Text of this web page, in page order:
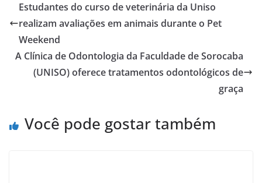
Estudantes do curso de veterinária da Uniso
realizam avaliações em animais durante o Pet
Weekend
A Clínica de Odontologia da Faculdade de Sorocaba
(UNISO) oferece tratamentos odontológicos de
graça
Você pode gostar também